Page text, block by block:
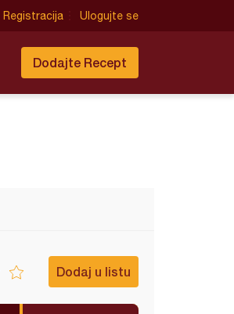
Registracija Ulogujte se
Dodajte Recept
Dodaj u listu